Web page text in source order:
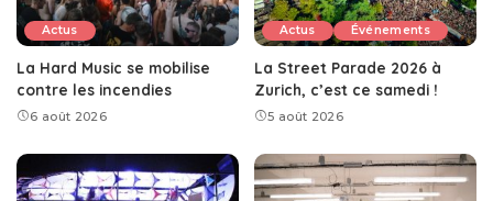
Actus
La Hard Music se mobilise
contre les incendies
6 août 2026
Actus Événements
La Street Parade 2026 à
Zurich, c’est ce samedi !
5 août 2026